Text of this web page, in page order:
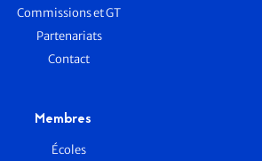
Commissions et GT
Partenariats
Contact
Membres
Écoles